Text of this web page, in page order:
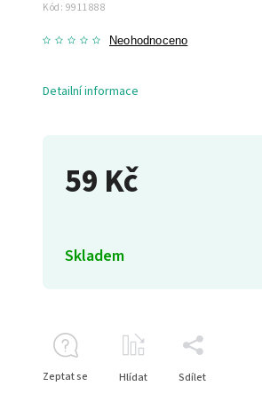
59 Kč
Skladem
Kód: 9911888
Neohodnoceno
Detailní informace
Zeptat se Hlídat Sdílet